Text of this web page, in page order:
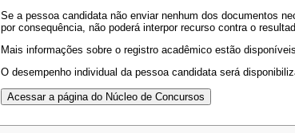
Se a pessoa candidata não enviar nenhum dos documentos
por consequência, não poderá interpor recurso contra o
Mais informações sobre o registro acadêmico estão
O desempenho individual da pessoa candidata será